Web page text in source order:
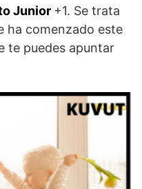
Junior +1. Se trata
ha comenzado este
te puedes apuntar